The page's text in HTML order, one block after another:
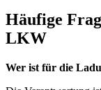
Häufige
LKW
Wer ist für die